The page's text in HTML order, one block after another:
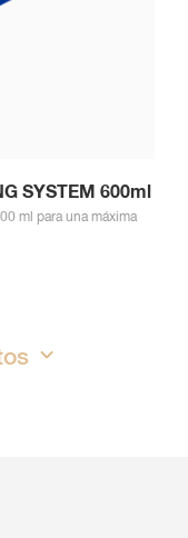
SYSTEM 600ml
ml para una máxima